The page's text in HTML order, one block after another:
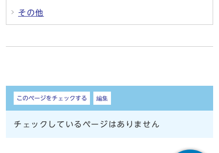
その他
しおり
このページをチェックする 編集
チェックしているページはありません